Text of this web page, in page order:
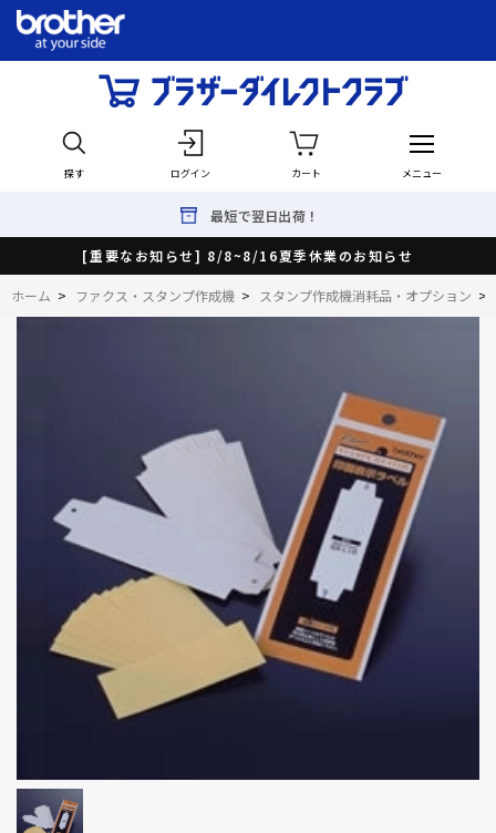
探す ログイン カート メニュー
最短で翌日出荷！
[重要なお知らせ] 8/8~8/16夏季休業のお知らせ
ホーム > ファクス・スタンプ作成機 > スタンプ作成機消耗品・オプション >